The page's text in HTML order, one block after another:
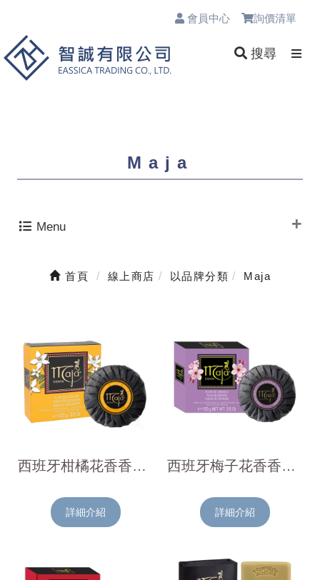
會員中心 詢價清單
搜尋
Maja
Menu
首頁 線上商店 以品牌分類 Maja
西班牙柑橘花香香皂100g
詳細介紹
西班牙梅子花香香皂100g
詳細介紹